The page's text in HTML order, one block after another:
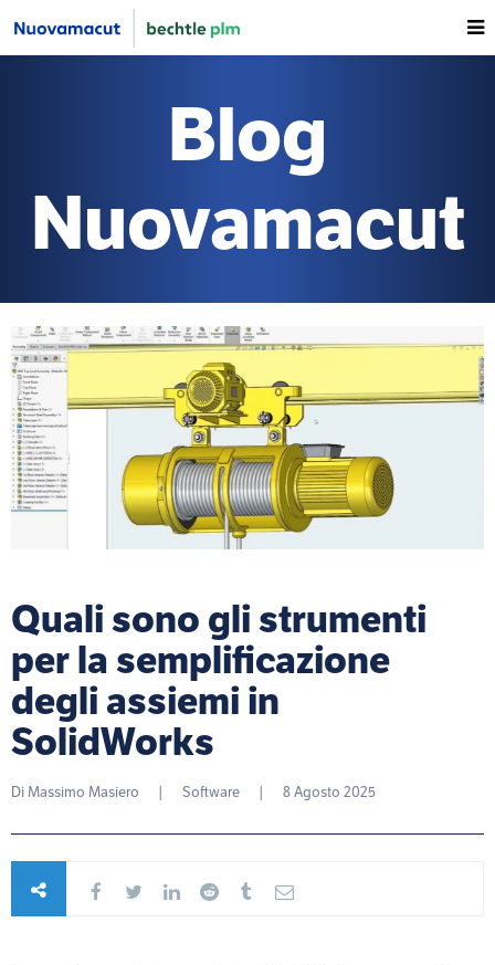
Blog
Nuovamacut
Quali sono gli strumenti
per la semplificazione
degli assiemi in
SolidWorks
DiMassimo Masiero | Software | 8 Agosto 2025